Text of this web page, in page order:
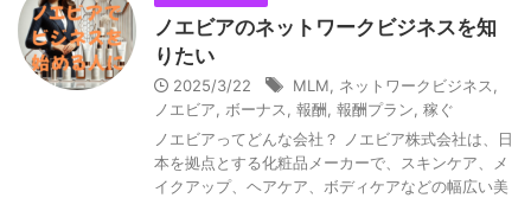
ノエビアのネットワークビジネスを知
りたい
2025/3/22 MLM ネットワークビジネス
ノエビア
ボーナス 報酬 報酬プラン 稼ぐ
ノエビアってどんな会社？ ノエビア株式会社は、日
本を拠点とする化粧品メーカーで、スキンケア、メ
イクアップ、ヘアケア、ボディケアなどの幅広い美